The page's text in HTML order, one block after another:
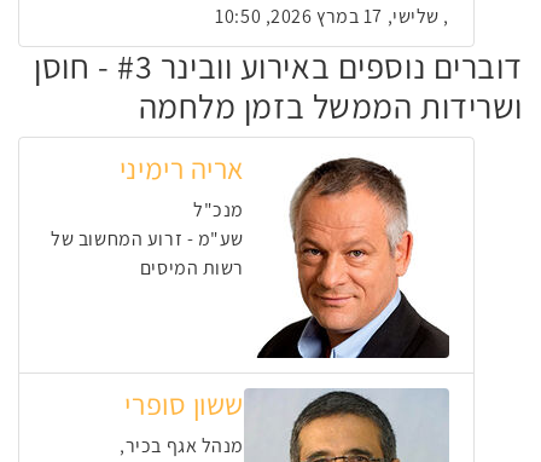
, שלישי, 17 במרץ 2026, 10:50
דוברים נוספים באירוע וובינר #3 - חוסן
ושרידות הממשל בזמן מלחמה
אריה רימיני
מנכ"ל
שע"מ - זרוע המחשוב של
רשות המיסים
ששון סופרי
מנהל אגף בכיר,